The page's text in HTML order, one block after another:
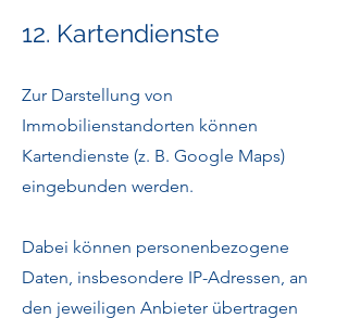
12. Kartendienste
Zur Darstellung von
Immobilienstandorten können
Kartendienste (z. B. Google Maps)
eingebunden werden.
Dabei können personenbezogene
Daten, insbesondere IP-Adressen, an
den jeweiligen Anbieter übertragen